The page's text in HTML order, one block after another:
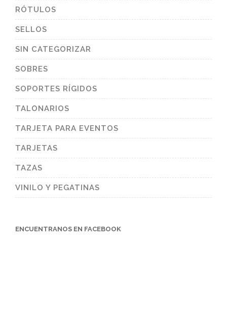
RÓTULOS
SELLOS
SIN CATEGORIZAR
SOBRES
SOPORTES RÍGIDOS
TALONARIOS
TARJETA PARA EVENTOS
TARJETAS
TAZAS
VINILO Y PEGATINAS
ENCUENTRANOS EN FACEBOOK